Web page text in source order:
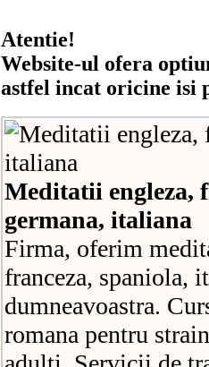
Atentie!
Website-ul ofera
astfel incat oricine isi
Meditatii engleza,
germana, italiana
Firma, oferim
franceza, spaniola,
dumneavoastra.
romana pentru